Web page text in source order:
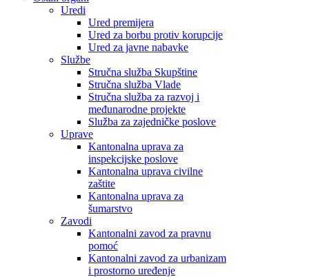
Uredi
Ured premijera
Ured za borbu protiv korupcije
Ured za javne nabavke
Službe
Stručna služba Skupštine
Stručna služba Vlade
Stručna služba za razvoj i
međunarodne projekte
Služba za zajedničke poslove
Uprave
Kantonalna uprava za
inspekcijske poslove
Kantonalna uprava civilne
zaštite
Kantonalna uprava za
šumarstvo
Zavodi
Kantonalni zavod za pravnu
pomoć
Kantonalni zavod za urbanizam
i prostorno uređenje